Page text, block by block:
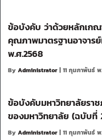
ข้อบังคับ ว่าด้วยหลักเกณ
คุณภาพมาตรฐานอาจาร
พ.ศ.2568
By Administrator | 11 กุมภาพันธ์
ข้อบังคับมหาวิทยาลัยราช
ของมหาวิทยาลัย (ฉบับที่
By Administrator | 11 กุมภาพันธ์